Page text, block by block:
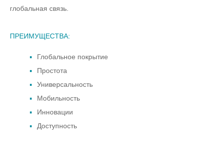
глобальная связь.
ПРЕИМУЩЕСТВА:
Глобальное покрытие
Простота
Универсальность
Мобильность
Инновации
Доступность